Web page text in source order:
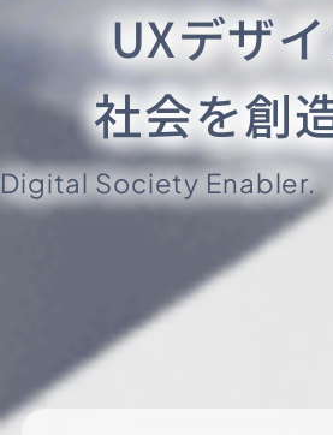
UXデザ
社会を創
Digital Society Enabler.